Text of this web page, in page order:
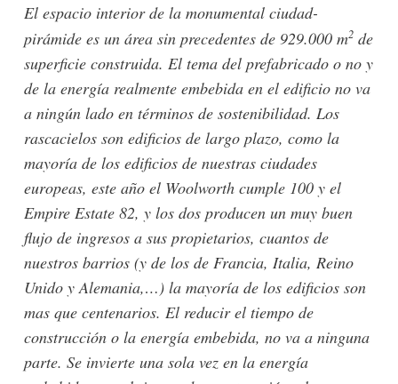
El espacio interior de la monumental ciudad-
pirámide es un área sin precedentes de 929.000 m2de
superficie construida. El tema del prefabricado o no y
de la energía realmente embebida en el edificio no va
a ningún lado en términos de sostenibilidad. Los
rascacielos son edificios de largo plazo, como la
mayoría de los edificios de nuestras ciudades
europeas, este año el Woolworth cumple 100 y el
Empire Estate 82, y los dos producen un muy buen
flujo de ingresos a sus propietarios, cuantos de
nuestros barrios (y de los de Francia, Italia, Reino
Unido y Alemania,…) la mayoría de los edificios son
mas que centenarios. El reducir el tiempo de
construcción o la energía embebida, no va a ninguna
parte. Se invierte una sola vez en la energía